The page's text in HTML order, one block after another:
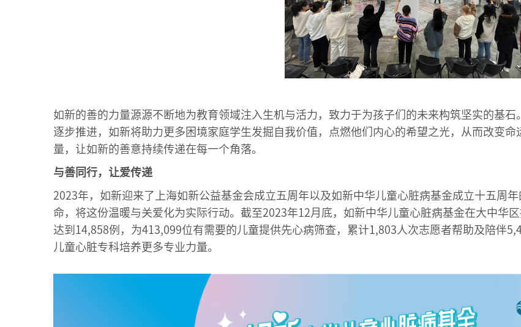
如新的善的力量源源不断地为教育领域注入生机与活力，致力于为孩子们的未来构筑坚实的
逐步推进，如新将助力更多困境家庭学生发掘自我价值，点燃他们内心的希望之光，从而改变
量，让如新的善意持续传递在每一个角落。
与善同行，让爱传递
2023年，如新迎来了上海如新公益基金会成立五周年以及如新中华儿童心脏病基金成立十五周
命，将这份温暖与关爱化为实际行动。截至2023年12月底，如新中华儿童心脏病基金在大中华
达到14,858例，为413,099位有需要的儿童提供先心病筛查，累计1,803人次志愿者帮助及陪伴
儿童心脏专科培养更多专业力量。